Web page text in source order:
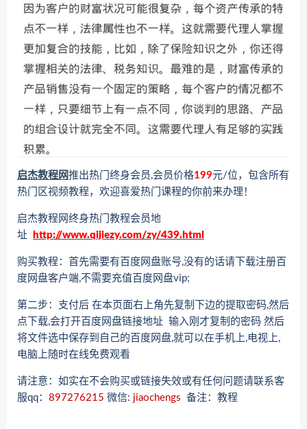
启杰教程网推出热门终身会员,会员价格199元/位，包含所有
热门区视频教程，欢迎喜爱热门课程的你前来办理！
启杰教程网终身热门教程会员地
址
http://www.qijiezy.com/zy/439.html
购买教程：首先需要有百度网盘账号,没有的话请下载注册百
度网盘客户端,不需要充值百度网盘vip;
第二步：支付后 在本页面右上角先复制下边的提取密码,然后
点下载,会打开百度网盘链接地址 输入刚才复制的密码 然后
将文件选中保存到自己的百度网盘,就可以在手机上,电视上,
电脑上随时在线免费观看
请注意：如实在不会购买或链接失效或有任何问题请联系客
服qq： 897276215 微信: jiaochengs 备注：教程